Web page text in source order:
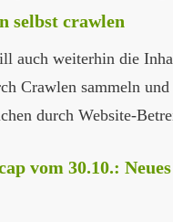
selbst crawlen
auch weiterhin die
Crawlen sammeln
durch Website-
vom 30.10.: